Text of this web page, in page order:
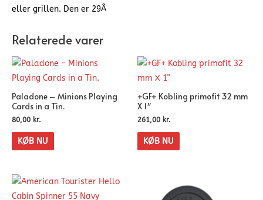
eller grillen. Den er 29Â
Relaterede varer
Paladone – Minions Playing
Cards in a Tin.
80,00 kr.
KØB NU
+GF+ Kobling primofit 32 mm
X 1″
261,00 kr.
KØB NU